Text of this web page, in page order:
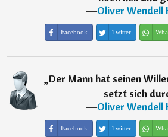
―Oliver Wendell
Facebook Twitter
„Der Mann hat seinen
setzt sich
―Oliver Wendell
Facebook Twitter